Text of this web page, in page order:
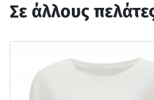
Σε άλλους